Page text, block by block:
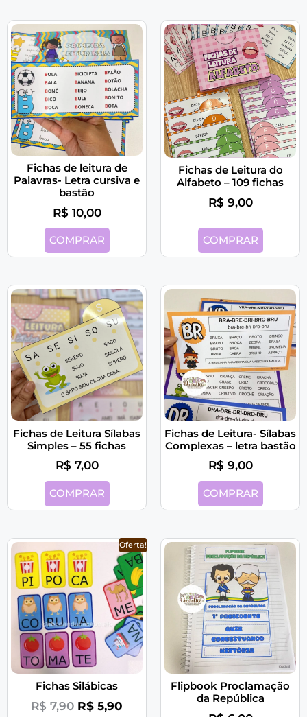
Fichas de leitura de
Palavras- Letra cursiva e
bastão
R$ 10,00
COMPRAR
Fichas de Leitura do
Alfabeto – 109 fichas
R$ 9,00
COMPRAR
Fichas de Leitura Sílabas
Simples – 55 fichas
R$ 7,00
COMPRAR
Fichas de Leitura- Sílabas
Complexas – letra bastão
R$ 9,00
COMPRAR
Oferta!
Fichas Silábicas
R$7,90 R$ 5,90
Flipbook Proclamação
da República